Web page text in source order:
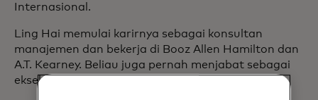
Internasional.
Ling Hai memulai karirnya sebagai konsultan
manajemen dan bekerja di Booz Allen Hamilton dan
A.T. Kearney. Beliau juga pernah menjabat sebagai
eksekutif di Bank of America dan HSBC.